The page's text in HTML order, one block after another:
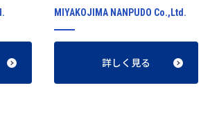
MIYAKOJIMA NANPUDO Co.,Ltd.
詳しく見る